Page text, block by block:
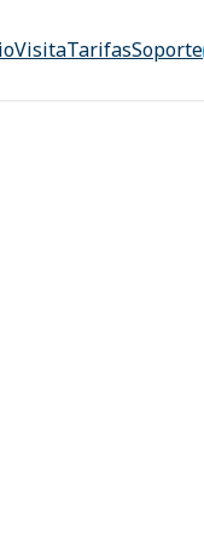
VisitaTarifasSoporte